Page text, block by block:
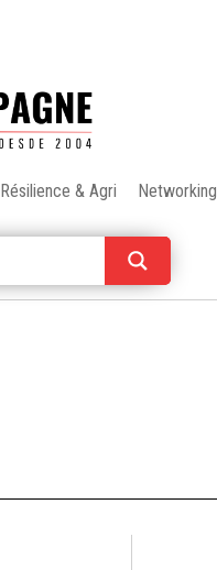
Résilience & Agri Networking